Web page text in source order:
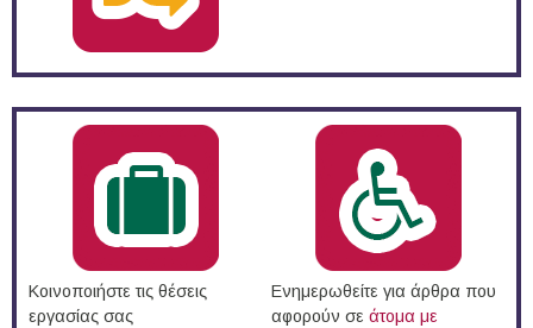
Κοινοποιήστε τις θέσεις
εργασίας σας
Ενημερωθείτε για άρθρα που
αφορούν σε άτομα με